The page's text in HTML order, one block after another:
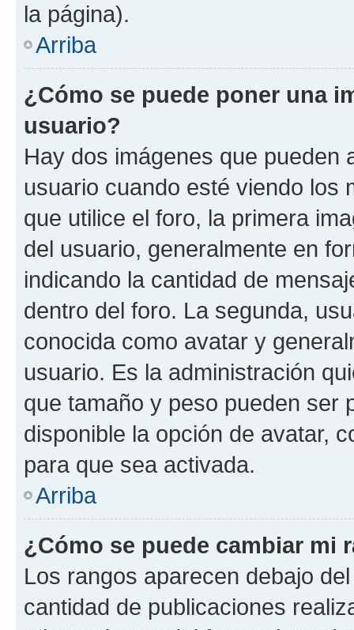
la página).
Arriba
¿Cómo se puede poner una
usuario?
Hay dos imágenes que pueden
usuario cuando esté viendo los
que utilice el foro, la primera
del usuario, generalmente en
indicando la cantidad de
dentro del foro. La segunda,
conocida como avatar y
usuario. Es la administración
que tamaño y peso pueden ser
disponible la opción de avatar,
para que sea activada.
Arriba
¿Cómo se puede cambiar mi
Los rangos aparecen debajo
cantidad de publicaciones